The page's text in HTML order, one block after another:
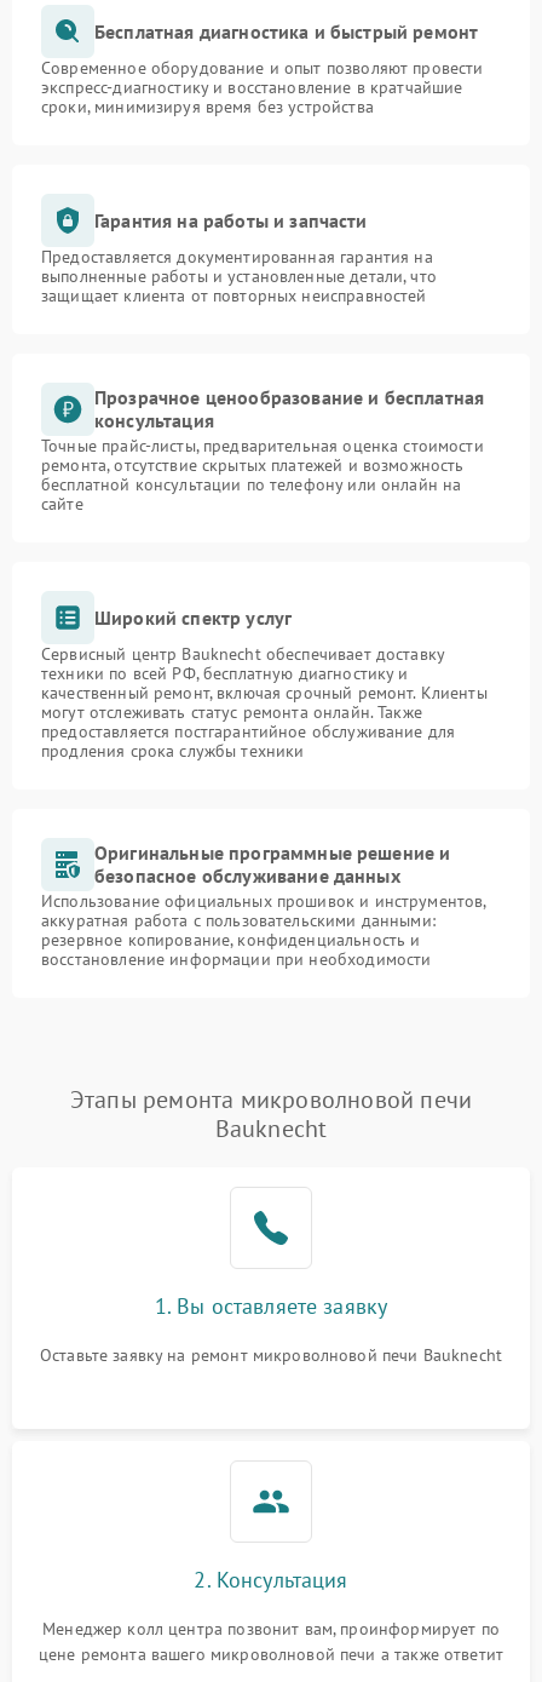
Бесплатная диагностика и быстрый ремонт
Современное оборудование и опыт позволяют провести
экспресс-диагностику и восстановление в кратчайшие
сроки, минимизируя время без устройства
Гарантия на работы и запчасти
Предоставляется документированная гарантия на
выполненные работы и установленные детали, что
защищает клиента от повторных неисправностей
Прозрачное ценообразование и бесплатная
консультация
Точные прайс-листы, предварительная оценка стоимости
ремонта, отсутствие скрытых платежей и возможность
бесплатной консультации по телефону или онлайн на
сайте
Широкий спектр услуг
Сервисный центр Bauknecht обеспечивает доставку
техники по всей РФ, бесплатную диагностику и
качественный ремонт, включая срочный ремонт. Клиенты
могут отслеживать статус ремонта онлайн. Также
предоставляется постгарантийное обслуживание для
продления срока службы техники
Оригинальные программные решение и
безопасное обслуживание данных
Использование официальных прошивок и инструментов,
аккуратная работа с пользовательскими данными:
резервное копирование, конфиденциальность и
восстановление информации при необходимости
Этапы ремонта микроволновой печи
Bauknecht
1. Вы оставляете заявку
Оставьте заявку на ремонт микроволновой печи Bauknecht
2. Консультация
Менеджер колл центра позвонит вам, проинформирует по
цене ремонта вашего микроволновой печи а также ответит